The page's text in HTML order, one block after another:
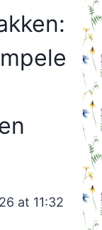
at 11:32